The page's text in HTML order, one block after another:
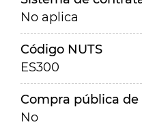
No aplica
Código NUTS
ES300
Compra pública
No